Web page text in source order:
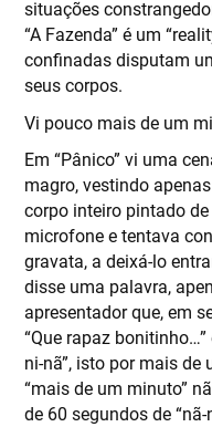
situações
“A Fazenda” é um
confinadas disputam
seus corpos.
Vi pouco mais de um
Em “Pânico” vi uma
magro, vestindo
corpo inteiro pintado
microfone e tentava
gravata, a deixá-lo
disse uma palavra,
apresentador que, em
“Que rapaz
ni-nã”, isto por mais
“mais de um minuto”
de 60 segundos de